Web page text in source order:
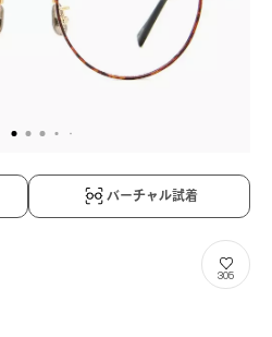
バーチャル試着
305